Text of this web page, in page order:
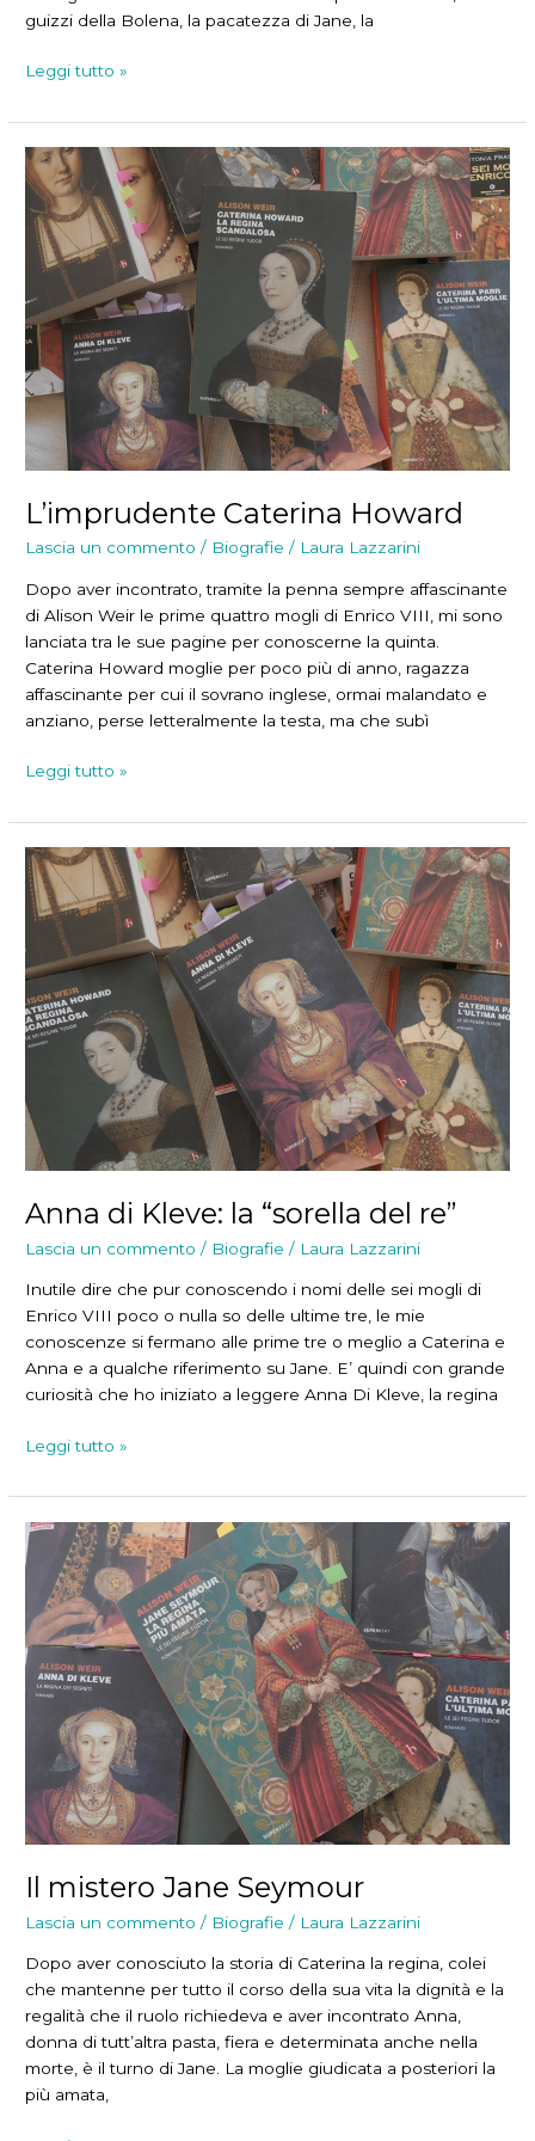
guizzi della Bolena, la pacatezza di Jane, la
La
Caterina
Parr
Leggi tutto »
L’imprudente Caterina Howard
Lascia un commento / Biografie / Laura Lazzarini
Dopo aver incontrato, tramite la penna sempre affascinante
di Alison Weir le prime quattro mogli di Enrico VIII, mi sono
lanciata tra le sue pagine per conoscerne la quinta.
Caterina Howard moglie per poco più di anno, ragazza
affascinante per cui il sovrano inglese, ormai malandato e
anziano, perse letteralmente la testa, ma che subì
L’imprudente
Howard
Leggi tutto »
Anna di Kleve: la “sorella del re”
Lascia un commento / Biografie / Laura Lazzarini
Inutile dire che pur conoscendo i nomi delle sei mogli di
Enrico VIII poco o nulla so delle ultime tre, le mie
conoscenze si fermano alle prime tre o meglio a Caterina e
Anna e a qualche riferimento su Jane. E’ quindi con grande
curiosità che ho iniziato a leggere Anna Di Kleve, la regina
Anna
Kleve:
la
“sorella
re”
Leggi tutto »
Il mistero Jane Seymour
Lascia un commento / Biografie / Laura Lazzarini
Dopo aver conosciuto la storia di Caterina la regina, colei
che mantenne per tutto il corso della sua vita la dignità e la
regalità che il ruolo richiedeva e aver incontrato Anna,
donna di tutt’altra pasta, fiera e determinata anche nella
morte, è il turno di Jane. La moglie giudicata a posteriori la
più amata,